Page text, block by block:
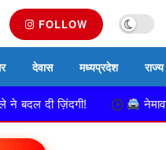
FOLLOW
देवास मध्यप्रदेश राज्य
ज़िंदगी! नेमावर पुलिस